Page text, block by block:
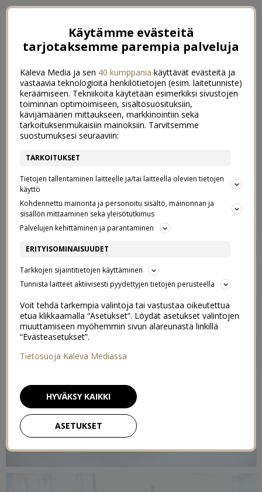
MAISTUISKOS
TEREVYSJÄÄTELÖ?
17/02/2015
Käytämme evästeitä
tarjotaksemme parempia palveluja
Kaleva Media ja sen 40 kumppania käyttävät evästeitä ja
vastaavia teknologioita henkilötietojen (esim. laitetunniste)
keräämiseen. Tekniikoita käytetään esimerkiksi sivustojen
toiminnan optimoimiseen, sisältösuosituksiin,
kävijämäärien mittaukseen, markkinointiin sekä
tarkoituksenmukaisiin mainoksiin. Tarvitsemme
suostumuksesi seuraaviin:
TARKOITUKSET
Tietojen tallentaminen laitteelle ja/tai laitteella olevien tietojen
käyttö
Kohdennettu mainonta ja personoitu sisältö, mainonnan ja
sisällön mittaaminen sekä yleisötutkimus
Palvelujen kehittäminen ja parantaminen
ERITYISOMINAISUUDET
Tarkkojen sijaintitietojen käyttäminen
Tunnista laitteet aktiivisesti pyydettyjen tietojen perusteella
Voit tehdä tarkempia valintoja tai vastustaa oikeutettua
etua klikkaamalla “Asetukset”. Löydät asetukset valintojen
muuttamiseen myöhemmin sivun alareunasta linkillä
“Evästeasetukset”.
Tietosuoja Kaleva Mediassa
ASETUKSET
HYVÄKSY KAIKKI